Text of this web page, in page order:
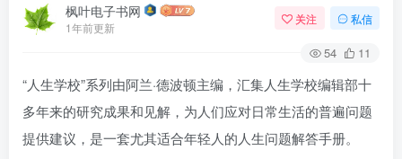
枫叶电子书网
1年前更新
关注 私信
54 11
“人生学校”系列由阿兰·德波顿主编，汇集人生学校编辑部十
多年来的研究成果和见解，为人们应对日常生活的普遍问题
提供建议，是一套尤其适合年轻人的人生问题解答手册。
登录
没有账号？立即注册